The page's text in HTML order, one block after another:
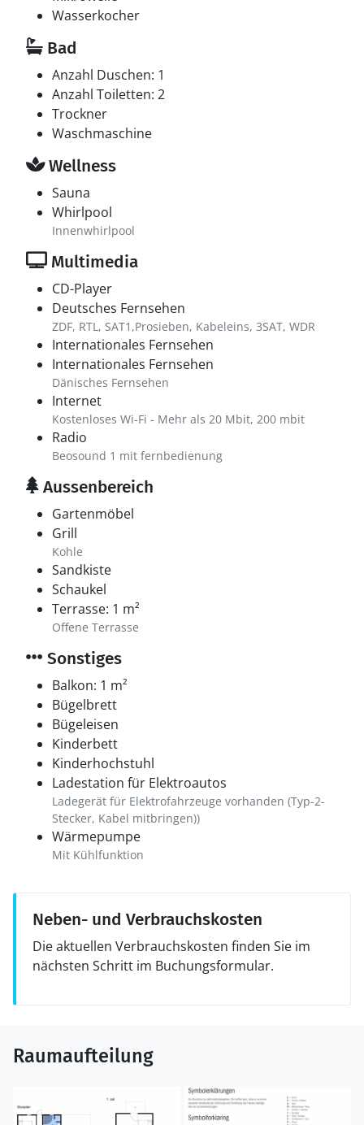
Wasserkocher
Bad
Anzahl Duschen: 1
Anzahl Toiletten: 2
Trockner
Waschmaschine
Wellness
Sauna
Whirlpool
Innenwhirlpool
Multimedia
CD-Player
Deutsches Fernsehen
ZDF, RTL, SAT1,Prosieben, Kabeleins, 3SAT, WDR
Internationales Fernsehen
Internationales Fernsehen
Dänisches Fernsehen
Internet
Kostenloses Wi-Fi - Mehr als 20 Mbit, 200 mbit
Radio
Beosound 1 mit fernbedienung
Aussenbereich
Gartenmöbel
Grill
Kohle
Sandkiste
Schaukel
Terrasse: 1 m²
Offene Terrasse
Sonstiges
Balkon: 1 m²
Bügelbrett
Bügeleisen
Kinderbett
Kinderhochstuhl
Ladestation für Elektroautos
Ladegerät für Elektrofahrzeuge vorhanden (Typ-2-
Stecker, Kabel mitbringen))
Wärmepumpe
Mit Kühlfunktion
Neben- und Verbrauchskosten
Die aktuellen Verbrauchskosten finden Sie im
nächsten Schritt im Buchungsformular.
Raumaufteilung